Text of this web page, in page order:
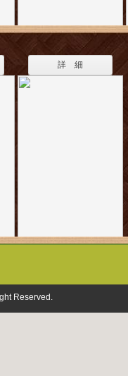
詳 細
Reserved.